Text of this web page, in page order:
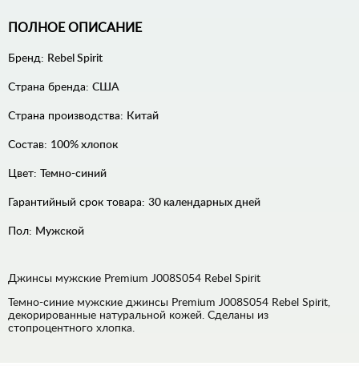
ПОЛНОЕ ОПИСАНИЕ
Бренд: Rebel Spirit
Страна бренда: США
Страна производства: Китай
Состав: 100% хлопок
Цвет: Темно-синий
Гарантийный срок товара: 30 календарных дней
Пол: Мужской
Джинсы мужские Premium J008S054 Rebel Spirit
Темно-синие мужские джинсы Premium J008S054 Rebel Spirit,
декорированные натуральной кожей. Сделаны из
стопроцентного хлопка.